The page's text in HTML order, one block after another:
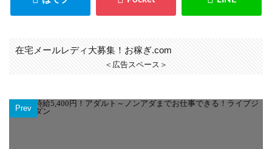
在宅メールレディ大募集！お稼ぎ.com
＜広告スペース＞
Prev